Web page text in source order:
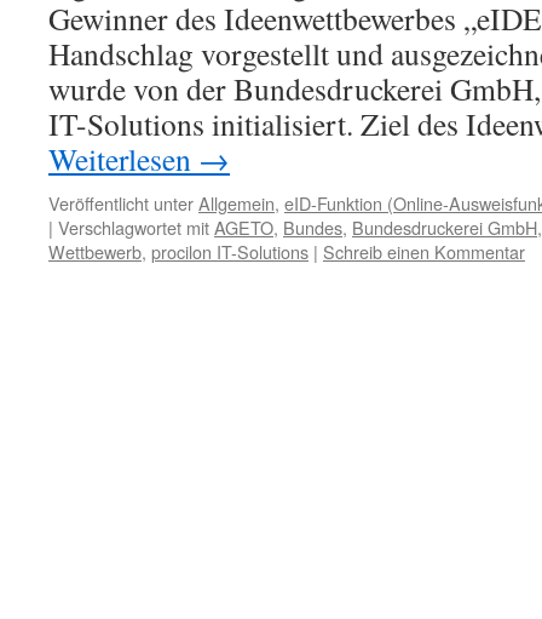
Gewinner des Ideenwettbewerbes
Handschlag vorgestellt und
wurde von der Bundesdruckerei
IT-Solutions initialisiert. Ziel des
Weiterlesen →
Veröffentlicht unterAllgemein, eID-Funktion (Online-
| Verschlagwortet mitAGETO, Bundes, Bundesdruckerei GmbH
Wettbewerb, procilon IT-Solutions | Schreib einen Kommentar